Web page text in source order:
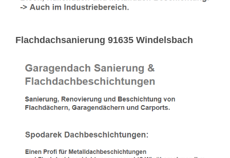
Flachdachsanierung 91635 Windelsbach